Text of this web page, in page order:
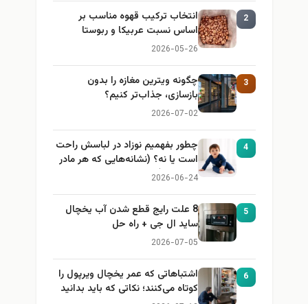
2
انتخاب ترکیب قهوه مناسب بر
اساس نسبت عربیکا و ربوستا
2026-05-26
3
چگونه ویترین مغازه را بدون
بازسازی، جذاب‌تر کنیم؟
2026-07-02
4
چطور بفهمیم نوزاد در لباسش راحت
است یا نه؟ (نشانه‌هایی که هر مادر
باید بداند)
2026-06-24
5
8 علت رایج قطع شدن آب یخچال
ساید ال جی + راه حل
2026-07-05
6
اشتباهاتی که عمر یخچال ویرپول را
کوتاه می‌کنند؛ نکاتی که باید بدانید